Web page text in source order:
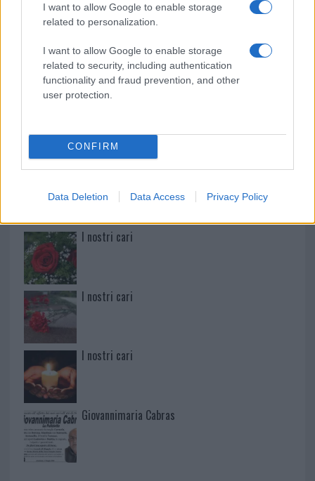
I want to allow Google to enable storage
related to personalization.
I want to allow Google to enable storage
related to security, including authentication
functionality and fraud prevention, and other
user protection.
CONFIRM
Data Deletion Data Access Privacy Policy
NECROLOGIE
Mario Malu
I nostri cari
I nostri cari
I nostri cari
Giovannimaria Cabras